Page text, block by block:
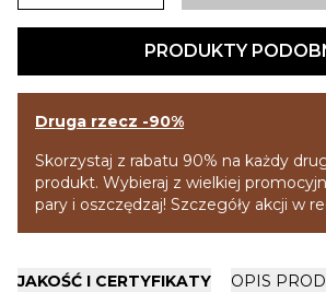
PRODUKTY
Druga rzecz -90%
Skorzystaj z rabatu 90% na każdy
produkt. Wybieraj z wielkiej
pary i oszczędzaj! Szczegóły akcji w
JAKOŚĆ I CERTYFIKATY OPIS